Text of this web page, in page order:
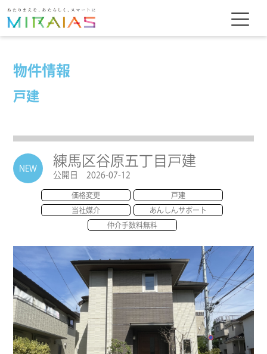
物件情報
戸建
NEW
練馬区谷原五丁目戸建
公開日 2026-07-12
価格変更 戸建
当社媒介 あんしんサポート
仲介手数料無料